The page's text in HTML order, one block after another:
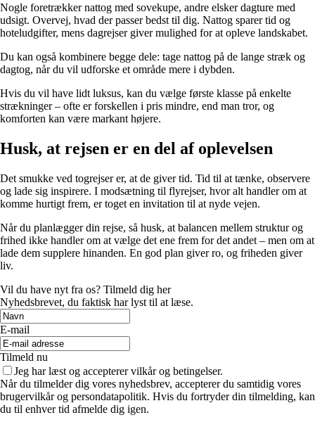
Nogle foretrækker nattog med sovekupe, andre elsker dagture med
udsigt. Overvej, hvad der passer bedst til dig. Nattog sparer tid og
hoteludgifter, mens dagrejser giver mulighed for at opleve landskabet.
Du kan også kombinere begge dele: tage nattog på de lange stræk og
dagtog, når du vil udforske et område mere i dybden.
Hvis du vil have lidt luksus, kan du vælge første klasse på enkelte
strækninger – ofte er forskellen i pris mindre, end man tror, og
komforten kan være markant højere.
Husk, at rejsen er en del af oplevelsen
Det smukke ved togrejser er, at de giver tid. Tid til at tænke, observere
og lade sig inspirere. I modsætning til flyrejser, hvor alt handler om at
komme hurtigt frem, er toget en invitation til at nyde vejen.
Når du planlægger din rejse, så husk, at balancen mellem struktur og
frihed ikke handler om at vælge det ene frem for det andet – men om at
lade dem supplere hinanden. En god plan giver ro, og friheden giver
liv.
Vil du have nyt fra os? Tilmeld dig her
Nyhedsbrevet, du faktisk har lyst til at læse.
E-mail
Tilmeld nu
Jeg har læst og accepterer vilkår og betingelser.
Når du tilmelder dig vores nyhedsbrev, accepterer du samtidig vores
brugervilkår og persondatapolitik. Hvis du fortryder din tilmelding, kan
du til enhver tid afmelde dig igen.